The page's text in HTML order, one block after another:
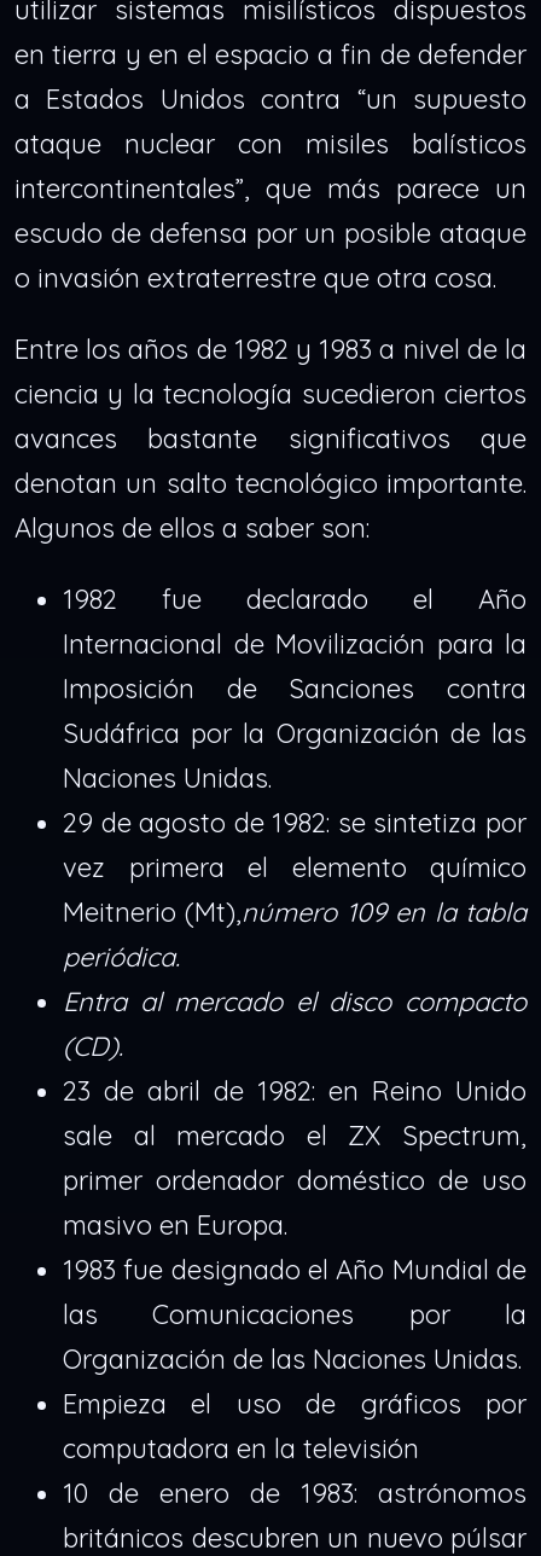
utilizar sistemas misilísticos dispuestos
en tierra y en el espacio a fin de defender
a Estados Unidos contra “un supuesto
ataque nuclear con misiles balísticos
intercontinentales”, que más parece un
escudo de defensa por un posible ataque
o invasión extraterrestre que otra cosa.
Entre los años de 1982 y 1983 a nivel de la
ciencia y la tecnología sucedieron ciertos
avances bastante significativos que
denotan un salto tecnológico importante.
Algunos de ellos a saber son:
1982 fue declarado el Año
Internacional de Movilización para la
Imposición de Sanciones contra
Sudáfrica por la Organización de las
Naciones Unidas.
29 de agosto de 1982: se sintetiza por
vez primera el elemento químico
Meitnerio (Mt),número 109 en la tabla
periódica.
Entra al mercado el disco compacto
(CD).
23 de abril de 1982: en Reino Unido
sale al mercado el ZX Spectrum,
primer ordenador doméstico de uso
masivo en Europa.
1983 fue designado el Año Mundial de
las Comunicaciones por la
Organización de las Naciones Unidas.
Empieza el uso de gráficos por
computadora en la televisión
10 de enero de 1983: astrónomos
británicos descubren un nuevo púlsar